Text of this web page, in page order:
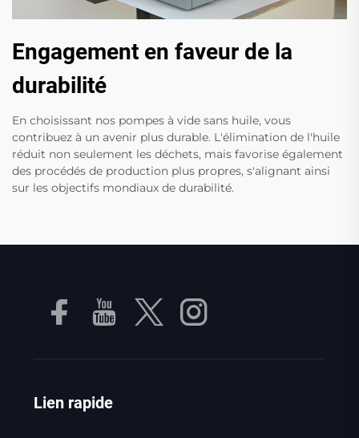
Engagement en faveur de la
durabilité
En choisissant nos pompes à vide sans huile, vous
contribuez à un avenir plus durable. L'élimination de l'huile
réduit non seulement les déchets, mais favorise également
des procédés de production plus propres, s'alignant ainsi
sur les objectifs mondiaux de durabilité.
Lien rapide